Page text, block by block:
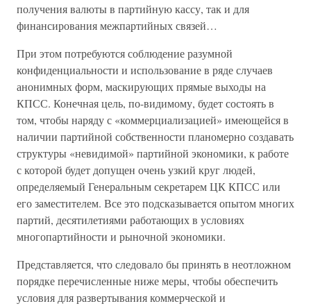
получения валюты в партийную кассу, так и для
финансирования межпартийных связей…
При этом потребуются соблюдение разумной
конфиденциальности и использование в ряде случаев
анонимных форм, маскирующих прямые выходы на
КПСС. Конечная цель, по-видимому, будет состоять в
том, чтобы наряду с «коммерциализацией» имеющейся в
наличии партийной собственности планомерно создавать
структуры «невидимой» партийной экономики, к работе
с которой будет допущен очень узкий круг людей,
определяемый Генеральным секретарем ЦК КПСС или
его заместителем. Все это подсказывается опытом многих
партий, десятилетиями работающих в условиях
многопартийности и рыночной экономики.
Представляется, что следовало бы принять в неотложном
порядке перечисленные ниже меры, чтобы обеспечить
условия для развертывания коммерческой и